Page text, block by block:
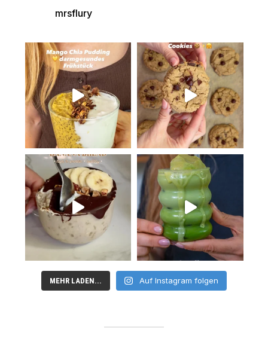
mrsflury
MEHR LADEN... Auf Instagram folgen